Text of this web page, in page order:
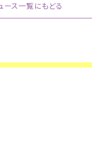
ース一覧にもどる